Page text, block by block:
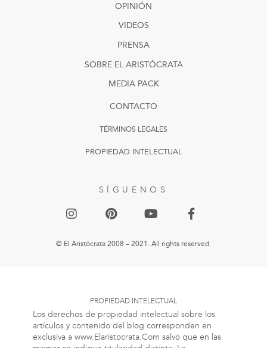
OPINIÓN
VIDEOS
PRENSA
SOBRE EL ARISTÓCRATA
MEDIA PACK
SÍGUENOS
© El Aristócrata 2008 – 2021. All rights reserved.
PROPIEDAD INTELECTUAL
TÉRMINOS LEGALES
CONTACTO
PROPIEDAD INTELECTUAL
Los derechos de propiedad intelectual sobre los
artículos y contenido del blog corresponden en
exclusiva a www.Elaristocrata.Com salvo que en las